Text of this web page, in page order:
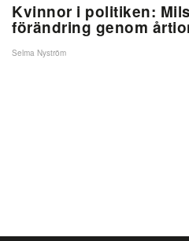
Kvinnor i politiken:
förändring genom
Selma Nyström